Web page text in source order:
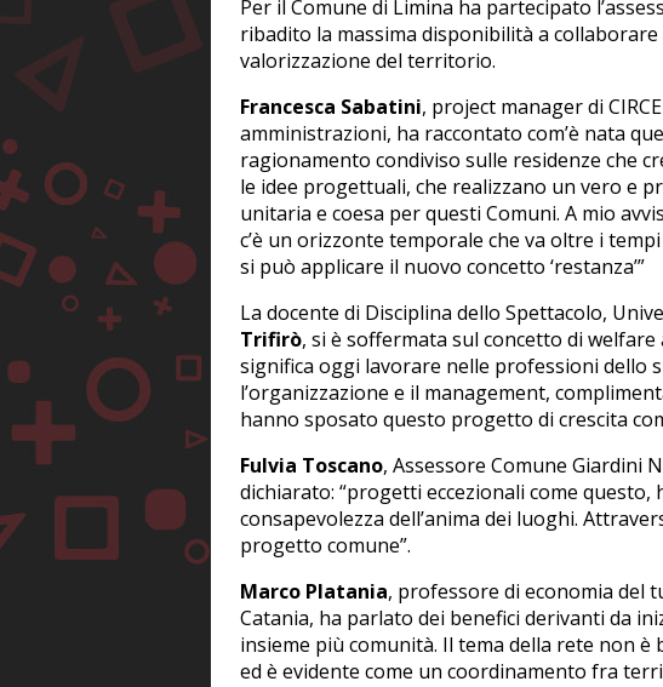
Per il Comune di Limina ha partecipato
ribadito la massima disponibilità a
valorizzazione del territorio.
Francesca Sabatini, project manager di
amministrazioni, ha raccontato com’è nata
ragionamento condiviso sulle residenze che
le idee progettuali, che realizzano un vero e
unitaria e coesa per questi Comuni. A mio
c’è un orizzonte temporale che va oltre i
si può applicare il nuovo concetto ‘restanza’”
La docente di Disciplina dello Spettacolo,
Trifirò, si è soffermata sul concetto di
significa oggi lavorare nelle professioni dello
l’organizzazione e il management,
hanno sposato questo progetto di crescita
Fulvia Toscano, Assessore Comune Giardini
dichiarato: “progetti eccezionali come
consapevolezza dell’anima dei luoghi.
progetto comune”.
Marco Platania, professore di economia del
Catania, ha parlato dei benefici derivanti da
insieme più comunità. Il tema della rete non è
ed è evidente come un coordinamento fra